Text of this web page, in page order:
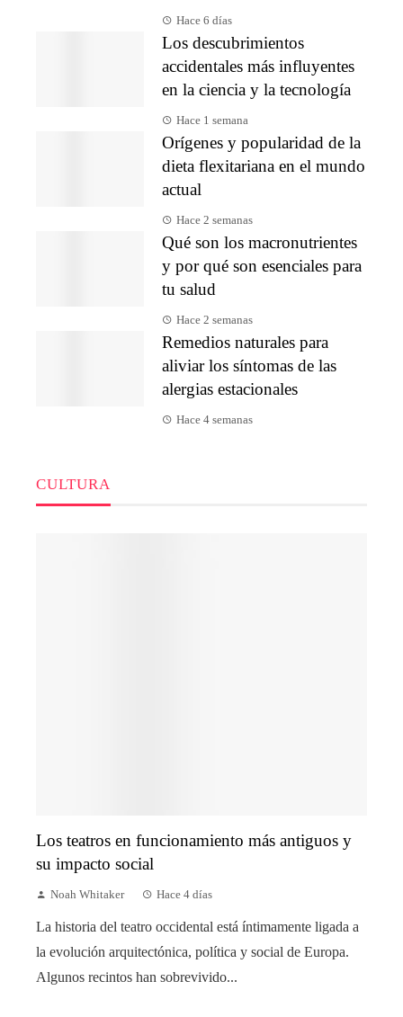
Hace 6 días
Los descubrimientos
accidentales más influyentes
en la ciencia y la tecnología
Hace 1 semana
Orígenes y popularidad de la
dieta flexitariana en el mundo
actual
Hace 2 semanas
Qué son los macronutrientes
y por qué son esenciales para
tu salud
Hace 2 semanas
Remedios naturales para
aliviar los síntomas de las
alergias estacionales
Hace 4 semanas
CULTURA
Los teatros en funcionamiento más antiguos y
su impacto social
Noah Whitaker Hace 4 días
La historia del teatro occidental está íntimamente ligada a
la evolución arquitectónica, política y social de Europa.
Algunos recintos han sobrevivido...